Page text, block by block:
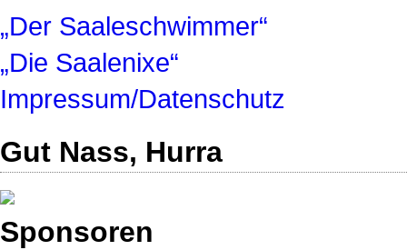
„Der Saaleschwimmer“
„Die Saalenixe“
Impressum/Datenschutz
Gut Nass, Hurra
Sponsoren